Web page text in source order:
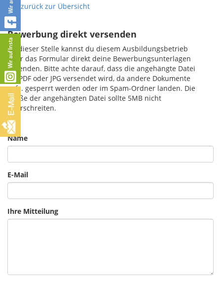
« zurück zur Übersicht
Bewerbung direkt versenden
An dieser Stelle kannst du diesem Ausbildungsbetrieb
über das Formular direkt deine Bewerbungsunterlagen
zusenden. Bitte achte darauf, dass die angehängte Datei
als PDF oder JPG versendet wird, da andere Dokumente
ggfs. gesperrt werden oder im Spam-Ordner landen. Die
Größe der angehängten Datei sollte 5MB nicht
überschreiten.
Name
E-Mail
Ihre Mitteilung